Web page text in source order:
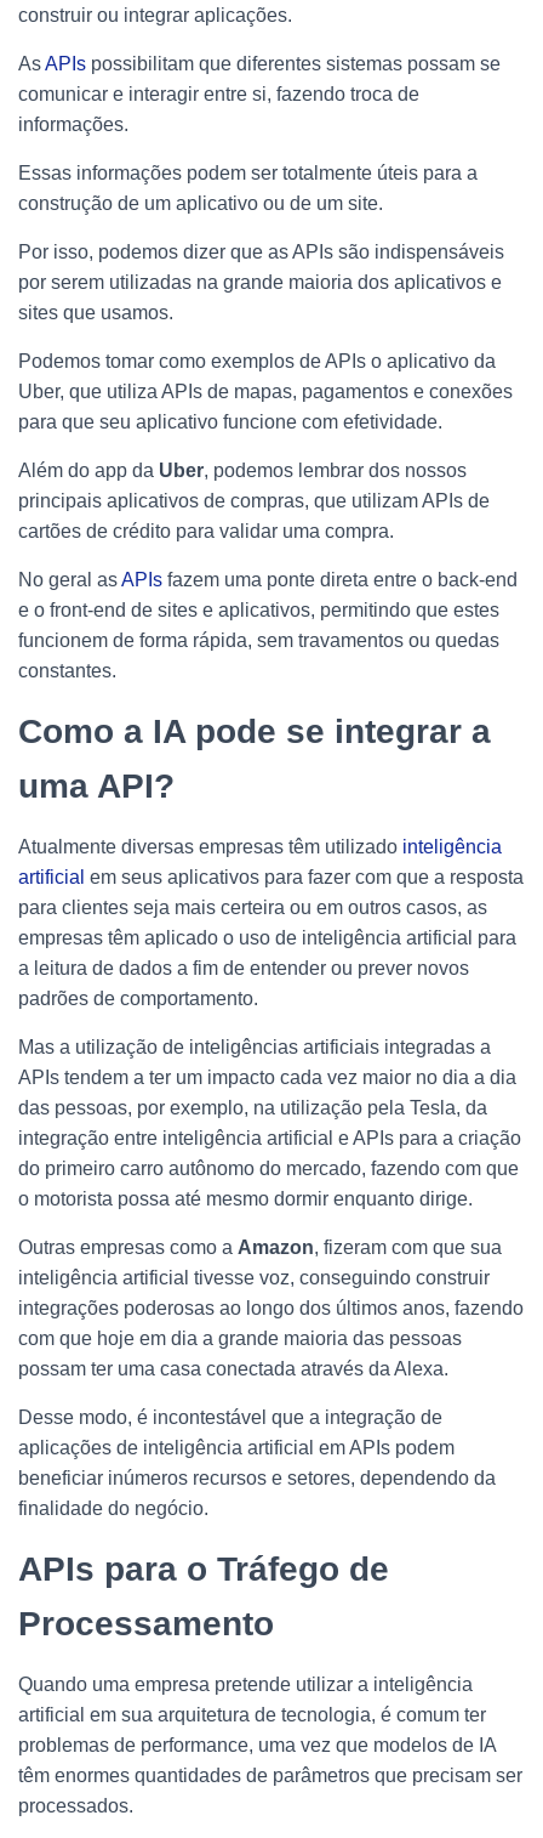
construir ou integrar aplicações.
AsAPIs possibilitam que diferentes sistemas possam se
comunicar e interagir entre si, fazendo troca de
informações.
Essas informações podem ser totalmente úteis para a
construção de um aplicativo ou de um site.
Por isso, podemos dizer que as APIs são indispensáveis
por serem utilizadas na grande maioria dos aplicativos e
sites que usamos.
Podemos tomar como exemplos de APIs o aplicativo da
Uber, que utiliza APIs de mapas, pagamentos e conexões
para que seu aplicativo funcione com efetividade.
Além do app da Uber, podemos lembrar dos nossos
principais aplicativos de compras, que utilizam APIs de
cartões de crédito para validar uma compra.
No geral asAPIs fazem uma ponte direta entre o back-end
e o front-end de sites e aplicativos, permitindo que estes
funcionem de forma rápida, sem travamentos ou quedas
constantes.
Como a IA pode se integrar a
uma API?
Atualmente diversas empresas têm utilizado inteligência
artificia em seus aplicativos para fazer com que a resposta
para clientes seja mais certeira ou em outros casos, as
empresas têm aplicado o uso de inteligência artificial para
a leitura de dados a fim de entender ou prever novos
padrões de comportamento.
Mas a utilização de inteligências artificiais integradas a
APIs tendem a ter um impacto cada vez maior no dia a dia
das pessoas, por exemplo, na utilização pela Tesla, da
integração entre inteligência artificial e APIs para a criação
do primeiro carro autônomo do mercado, fazendo com que
o motorista possa até mesmo dormir enquanto dirige.
Outras empresas como a Amazon, fizeram com que sua
inteligência artificial tivesse voz, conseguindo construir
integrações poderosas ao longo dos últimos anos, fazendo
com que hoje em dia a grande maioria das pessoas
possam ter uma casa conectada através da Alexa.
Desse modo, é incontestável que a integração de
aplicações de inteligência artificial em APIs podem
beneficiar inúmeros recursos e setores, dependendo da
finalidade do negócio.
APIs para o Tráfego de
Processamento
Quando uma empresa pretende utilizar a inteligência
artificial em sua arquitetura de tecnologia, é comum ter
problemas de performance, uma vez que modelos de IA
têm enormes quantidades de parâmetros que precisam ser
processados.